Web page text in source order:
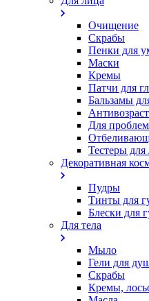
Очищение
Скрабы
Пенки для
Маски
Кремы
Патчи для
Бальзамы
Для
Тестеры для
Декоративная
Пудры
Тинты для
Блески для
Для тела
Мыло
Гели для
Скрабы
Кремы,